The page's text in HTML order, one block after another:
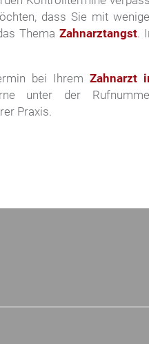
dass Sie mit
Thema Zahnarztangst.
bei Ihrem Zahnarzt
unter der
Praxis.